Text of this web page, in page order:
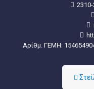
Αρίθμ. ΓΕΜΗ: